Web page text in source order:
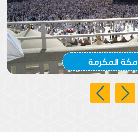
مكة المكرمة